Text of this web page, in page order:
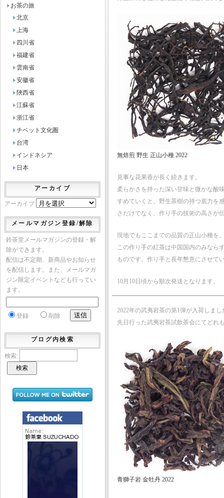
無焙煎 野生 正山小種 2022
見事な花果香が長く続きます。
柔らかさを持った深い甘味と微かな酸
すめていくと、野生茶樹の持つ底力を
さだけでなく、作り手の技術の高さが
現地でもここまでの品質の正山小種を
この作り手の紅茶は中国国内のみなら
ものです。作り手と長年懇意にさせて
10月10日頃から順次発送となります。
2022年の武夷岩茶の第1弾が入荷しまし
先日行った武夷岩茶試飲茶会にてどれ
青獅子岩 金牡丹 2022
お茶の旅
北京
上海
四川省
福建省
雲南省
安徽省
陜西省
江蘇省
浙江省
チベット文化圏
台湾
インドネシア
日本
アーカイブ
アーカイブ
メールマガジン登録/解除
鈴茶堂メールマガジンの登録・解
除ができます。
配信は不定期、新商品やお知らせ
を配信します。また、メールマガ
ジン限定イベントなども行ってい
ます。
登録 削除
ブログ内検索
検索: